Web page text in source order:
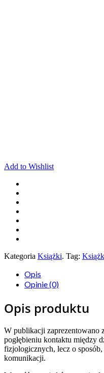
Add to Wishlist
Kategoria Książki. Tag:
Opis
Opinie (0)
Opis produktu
W publikacji zaprezentowano
pogłębieniu kontaktu między
fizjologicznych, lecz o
komunikacji.